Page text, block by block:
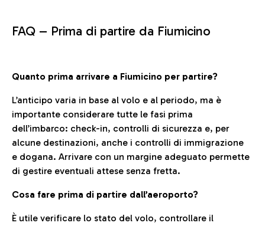
FAQ – Prima di partire da Fiumicino
Quanto prima arrivare a Fiumicino per partire?
L’anticipo varia in base al volo e al periodo, ma è
importante considerare tutte le fasi prima
dell’imbarco: check-in, controlli di sicurezza e, per
alcune destinazioni, anche i controlli di immigrazione
e dogana. Arrivare con un margine adeguato permette
di gestire eventuali attese senza fretta.
Cosa fare prima di partire dall’aeroporto?
È utile verificare lo stato del volo, controllare il